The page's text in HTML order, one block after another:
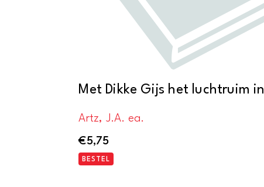
Met Dikke Gijs het luchtruim in
Artz, J.A. ea.
€5,75
BESTEL